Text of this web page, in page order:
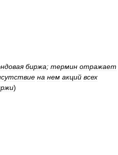
биржа; термин отражает
на нем акций всех
)